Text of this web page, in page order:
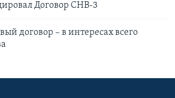
Договор СНВ-3
договор – в интересах всего